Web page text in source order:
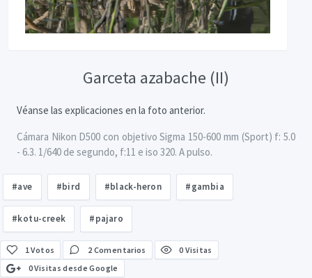
Garceta azabache (II)
Véanse las explicaciones en la foto anterior.
Cámara Nikon D500 con objetivo Sigma 150-600 mm (Sport) f: 5.0
- 6.3. 1/640 de segundo, f:11 e iso 320. A pulso.
#ave #bird #black-heron #gambia
#kotu-creek #pajaro
1Votos 2 Comentarios
0 Visitas
0 Visitas desde Google